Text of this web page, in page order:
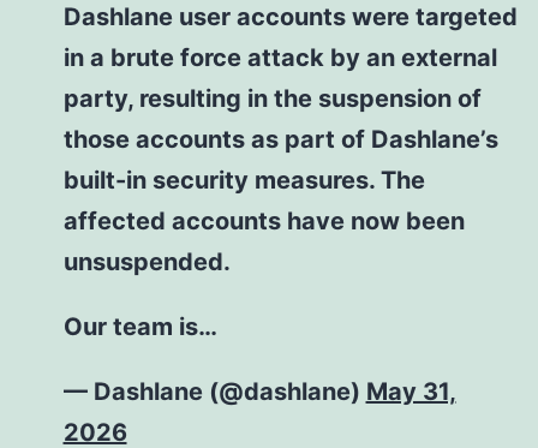
Dashlane user accounts were targeted
in a brute force attack by an external
party, resulting in the suspension of
those accounts as part of Dashlane’s
built-in security measures. The
affected accounts have now been
unsuspended.
Our team is…
— Dashlane (@dashlane) May 31,
2026